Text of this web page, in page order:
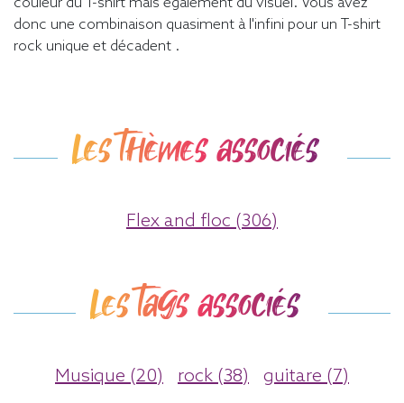
donc une combinaison quasiment à l'infini pour un T-shirt
rock unique et décadent .
Les thèmes associés
Flex and floc (306)
Les tags associés
Musique (20) rock (38)
guitare (7)